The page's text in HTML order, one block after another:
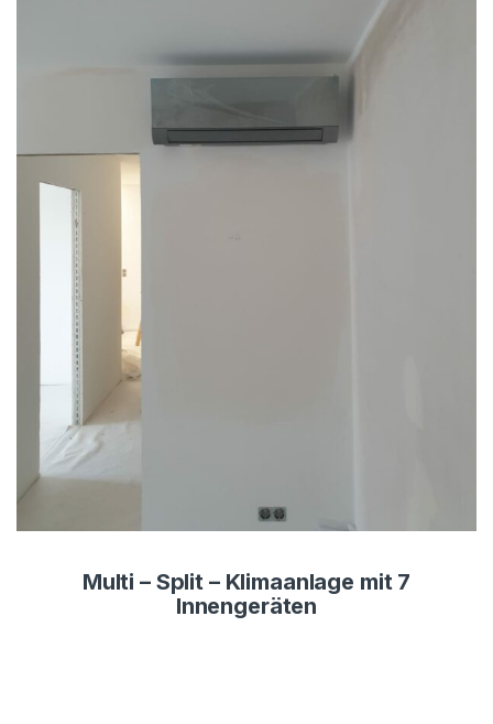
Multi – Split – Klimaanlage mit 7
Innengeräten